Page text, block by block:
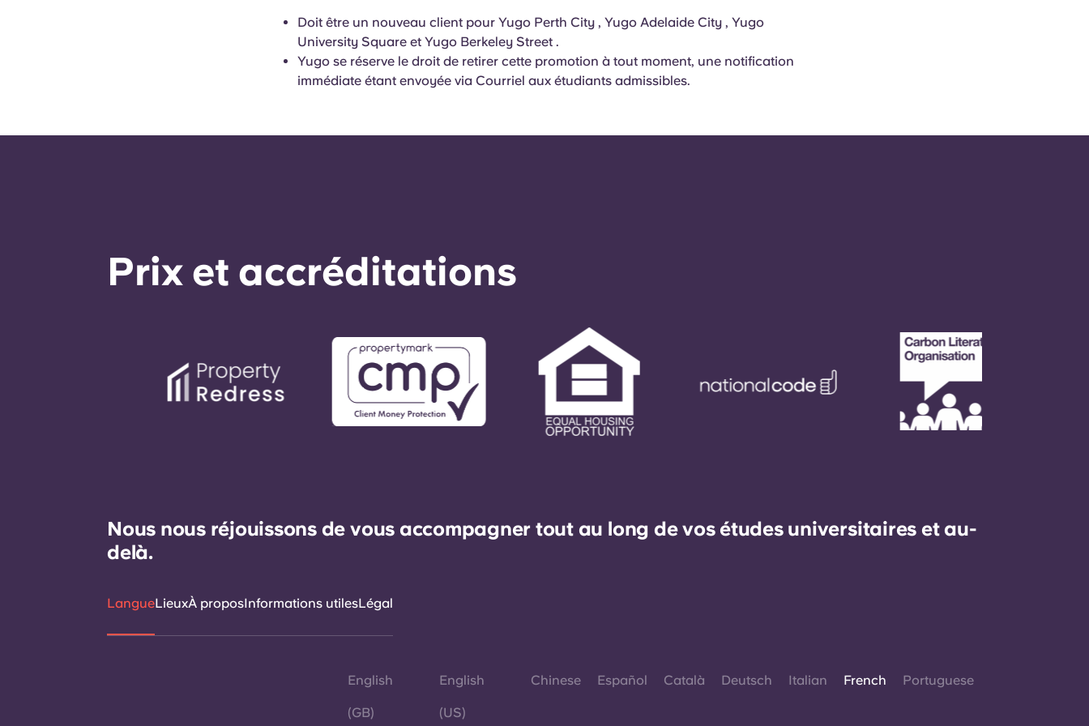
Doit être un nouveau client pour Yugo Perth City , Yugo Adelaide City , Yugo
University Square et Yugo Berkeley Street .
Yugo se réserve le droit de retirer cette promotion à tout moment, une notification
immédiate étant envoyée via Courriel aux étudiants admissibles.
Prix ​​et accréditations
Nous nous réjouissons de vous accompagner tout au long de vos études universitaires et au-
delà.
LangueLieuxÀ proposInformations utilesLégal
English
(GB)
English
(US)
Chinese Español Català Deutsch Italian French Portuguese